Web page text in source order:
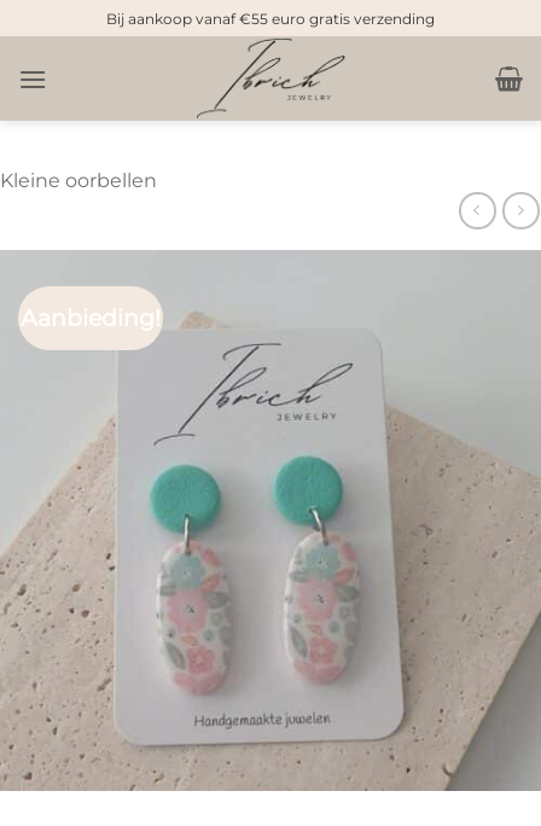
naar
inhoud
Bij aankoop vanaf €55 euro gratis verzending
Kleine oorbellen
Aanbieding!